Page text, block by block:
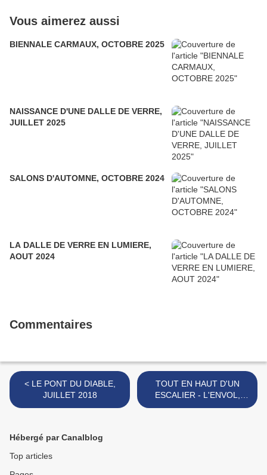
Vous aimerez aussi
BIENNALE CARMAUX, OCTOBRE 2025
NAISSANCE D'UNE DALLE DE VERRE,
JUILLET 2025
SALONS D'AUTOMNE, OCTOBRE 2024
LA DALLE DE VERRE EN LUMIERE,
AOUT 2024
Commentaires
< LE PONT DU DIABLE,
JUILLET 2018
TOUT EN HAUT D'UN
ESCALIER - L'ENVOL,
SEPTEMBRE 2018 >
Hébergé par Canalblog
Top articles